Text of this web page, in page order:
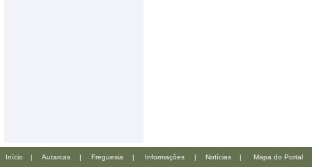
Início | Autarcas | Freguesia | Informações | Notícias | Mapa do Portal